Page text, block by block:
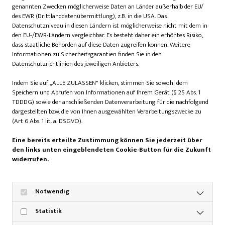
genannten Zwecken möglicherweise Daten an Länder außerhalb der EU/
des EWR (Drittlanddatenübermittlung), z.B. in die USA. Das
Datenschutzniveau in diesen Ländern ist möglicherweise nicht mit dem in
den EU-/EWR-Ländern vergleichbar. Es besteht daher ein erhöhtes Risiko,
dass staatliche Behörden auf diese Daten zugreifen können. Weitere
Informationen zu Sicherheitsgarantien finden Sie in den
Datenschutzrichtlinien des jeweiligen Anbieters.
Indem Sie auf „ALLE ZULASSEN" klicken, stimmen Sie sowohl dem
Speichern und Abrufen von Informationen auf Ihrem Gerät (§ 25 Abs. 1
TDDDG) sowie der anschließenden Datenverarbeitung für die nachfolgend
dargestellten bzw. die von Ihnen ausgewählten Verarbeitungszwecke zu
(Art 6 Abs. 1 lit. a. DSGVO).
Eine bereits erteilte Zustimmung können Sie jederzeit über
den links unten eingeblendeten Cookie-Button für die Zukunft
widerrufen.
Notwendig
Statistik